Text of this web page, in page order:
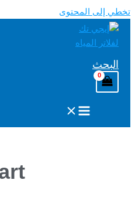
تخطي إلى المحتوى
البحث